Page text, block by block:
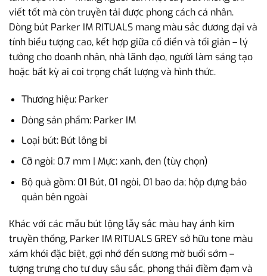
viết tốt mà còn truyền tải được phong cách cá nhân.
Dòng bút Parker IM RITUALS mang màu sắc đương đại và
tính biểu tượng cao, kết hợp giữa cổ điển và tối giản – lý
tưởng cho doanh nhân, nhà lãnh đạo, người làm sáng tạo
hoặc bất kỳ ai coi trọng chất lượng và hình thức.
Thương hiệu: Parker
Dòng sản phẩm: Parker IM
Loại bút: Bút lông bi
Cỡ ngòi: 0.7 mm | Mực: xanh, đen (tùy chọn)
Bộ quà gồm: 01 Bút, 01 ngòi, 01 bao da; hộp đựng bảo
quản bên ngoài
Khác với các mẫu bút lộng lẫy sắc màu hay ánh kim
truyền thống, Parker IM RITUALS GREY sở hữu tone màu
xám khói đặc biệt, gợi nhớ đến sương mờ buổi sớm –
tượng trưng cho tư duy sâu sắc, phong thái điềm đạm và